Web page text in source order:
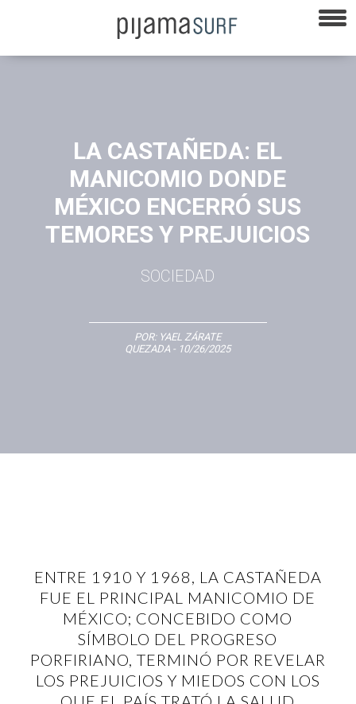
LA CASTAÑEDA: EL
MANICOMIO DONDE
MÉXICO ENCERRÓ SUS
TEMORES Y PREJUICIOS
SOCIEDAD
POR: YAEL ZÁRATE
QUEZADA - 10/26/2025
ENTRE 1910 Y 1968, LA CASTAÑEDA
FUE EL PRINCIPAL MANICOMIO DE
MÉXICO; CONCEBIDO COMO
SÍMBOLO DEL PROGRESO
PORFIRIANO, TERMINÓ POR REVELAR
LOS PREJUICIOS Y MIEDOS CON LOS